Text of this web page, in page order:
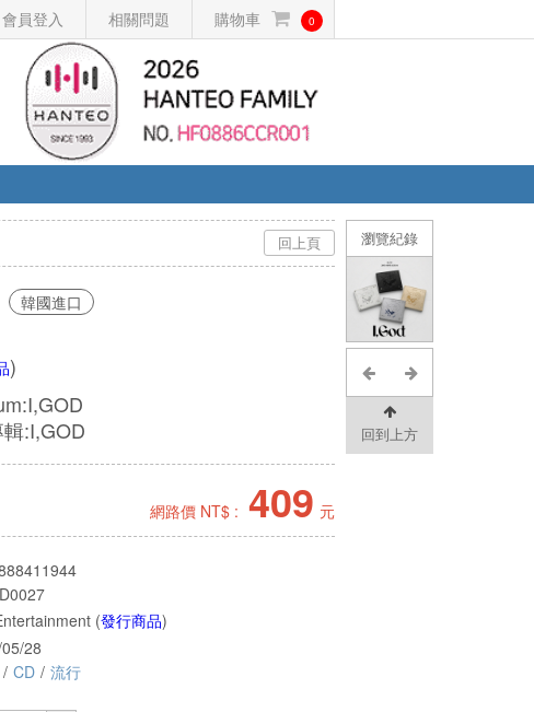
會員登入 相關問題 購物車 0
瀏覽紀錄
回到上方
回上頁
韓國進口
)
:I,GOD
網路價 NT$ : 409 元
(發行商品)
28
/ CD / 流行